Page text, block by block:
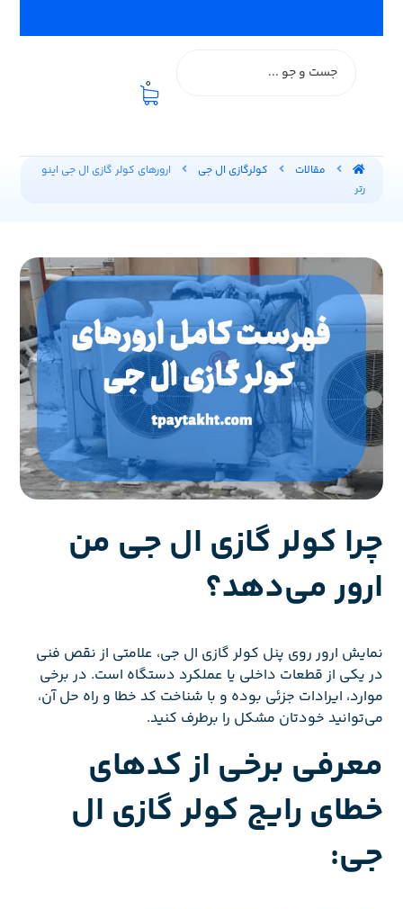
0
مقالات کولرگازی ال جی
ارورهای کولر گازی ال جی اینو
رتر
چرا کولر گازی ال جی من
ارور می‌دهد؟
نمایش ارور روی پنل کولر گازی ال جی، علامتی از نقص فنی
در یکی از قطعات داخلی یا عملکرد دستگاه است. در برخی
موارد، ایرادات جزئی بوده و با شناخت کد خطا و راه حل آن،
می‌توانید خودتان مشکل را برطرف کنید.
معرفی برخی از کدهای
خطای رایج کولر گازی ال
جی: